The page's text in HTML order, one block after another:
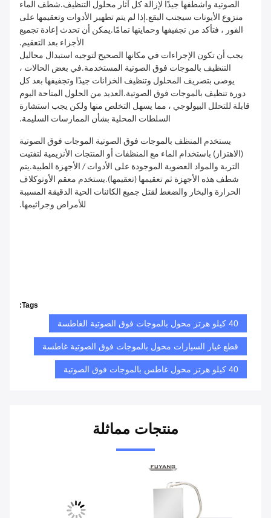
الصوتية واشطفها جيدًا لإزالة كل آثار محلول التنظيف.شطف الماء
منزوع الأيونات سيجنب البقع.إذا لم يتم تطهير الأدوات وتعقيمها على
الفور ، فتأكد من تجفيفها وحمايتها تمامًا.يمكن أن تحدث إعادة تجميع
الأجزاء بعد التعقيم.
يجب أن تكون الإجراءات في مكانها الصحيح لتوجيه استبدال محاليل
التنظيف بالموجات فوق الصوتية المستخدمة.في بعض الحالات ،
يوصى بتصريف المحلول وتنظيف الخزانات جيدًا وتجفيفها بعد كل
دورة تنظيف بالموجات فوق الصوتية.العديد من الحلول المتاحة اليوم
قابلة للتحلل البيولوجي ، مما يسهل التخلص منها ولكن يجب استشارة
السلطات المحلية بشأن الممارسات السليمة.
يستخدم المنظف بالموجات فوق الصوتية الموجات فوق الصوتية
(الاهتزاز) باستخدام الماء مع المنظفات أو المنتجات الأنزيمية لتفتيت
التربة والمواد العضوية الموجودة على الأدوات / الأجهزة الطبية.يتم
شطف هذه الأجهزة ثم تعقيمها (تعقيمها).يستخدم معقم الأوتوكلاف
الحرارة والبخار والضغط لقتل جميع الكائنات الحية الدقيقة المسببة
للأمراض وجراثيمها.
Tags:
40 كيلو هرتز محول بالموجات فوق الصوتية الغاطسة
قطع غيار السيارات محول بالموجات فوق الصوتية غاطسة
40 كيلو هرتز محول غاطس بالموجات فوق الصوتية
منتجات مماثلة